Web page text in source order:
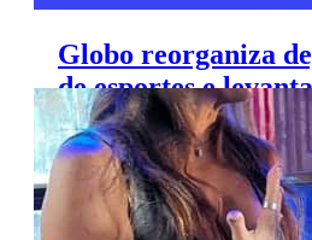
Globo reorganiza
de esportes e
uma “nova geração”